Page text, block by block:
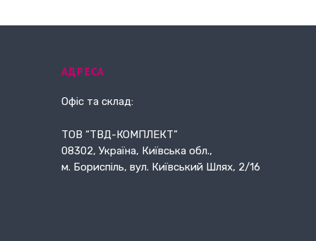
АДРЕСА
Офіс та склад:
ТОВ “ТВД-КОМПЛЕКТ”
08302, Україна, Київська обл.,
м. Бориспіль, вул. Київський Шлях, 2/16